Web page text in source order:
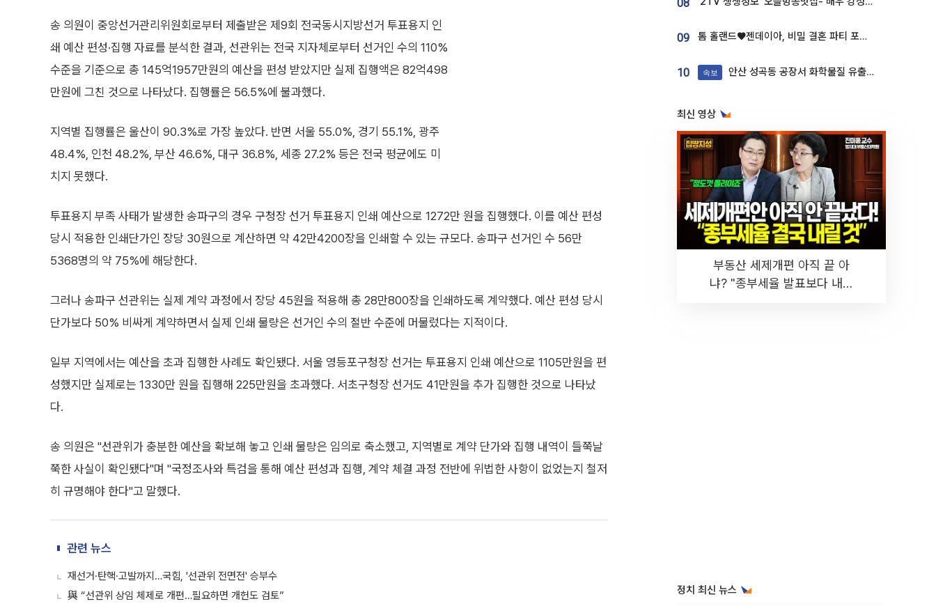
송 의원이 중앙선거관리위원회로부터 제출받은 제9회 전국동시지방선거 투표용지 인
쇄 예산 편성·집행 자료를 분석한 결과, 선관위는 전국 지자체로부터 선거인 수의 110%
수준을 기준으로 총 145억1957만원의 예산을 편성 받았지만 실제 집행액은 82억498
만원에 그친 것으로 나타났다. 집행률은 56.5%에 불과했다.
지역별 집행률은 울산이 90.3%로 가장 높았다. 반면 서울 55.0%, 경기 55.1%, 광주
48.4%, 인천 48.2%, 부산 46.6%, 대구 36.8%, 세종 27.2% 등은 전국 평균에도 미
치지 못했다.
투표용지 부족 사태가 발생한 송파구의 경우 구청장 선거 투표용지 인쇄 예산으로 1272만 원을 집행했다. 이를 예산 편성
당시 적용한 인쇄단가인 장당 30원으로 계산하면 약 42만4200장을 인쇄할 수 있는 규모다. 송파구 선거인 수 56만
5368명의 약 75%에 해당한다.
그러나 송파구 선관위는 실제 계약 과정에서 장당 45원을 적용해 총 28만800장을 인쇄하도록 계약했다. 예산 편성 당시
단가보다 50% 비싸게 계약하면서 실제 인쇄 물량은 선거인 수의 절반 수준에 머물렀다는 지적이다.
일부 지역에서는 예산을 초과 집행한 사례도 확인됐다. 서울 영등포구청장 선거는 투표용지 인쇄 예산으로 1105만원을 편
성했지만 실제로는 1330만 원을 집행해 225만원을 초과했다. 서초구청장 선거도 41만원을 추가 집행한 것으로 나타났
다.
송 의원은 "선관위가 충분한 예산을 확보해 놓고 인쇄 물량은 임의로 축소했고, 지역별로 계약 단가와 집행 내역이 들쭉날
쭉한 사실이 확인됐다"며 "국정조사와 특검을 통해 예산 편성과 집행, 계약 체결 과정 전반에 위법한 사항이 없었는지 철저
히 규명해야 한다"고 말했다.
관련 뉴스
재선거·탄핵·고발까지…국힘, '선관위 전면전' 승부수
與 “선관위 상임 체제로 개편…필요하면 개헌도 검토”
08
09 톰 홀랜드♥젠데이아, 비밀 결혼 파티 포착⋯호텔 대관비만 9억
10 속보 안산 성곡동 공장서 화학물질 유출 사고 발생
최신 영상
부동산 세제개편 아직 끝 아
냐? "종부세율 발표보다 내릴
정치 최신 뉴스